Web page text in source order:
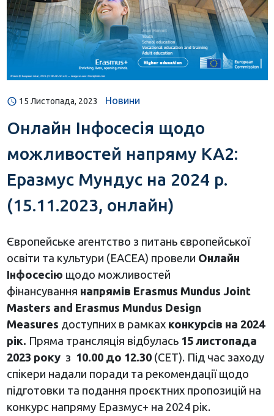
15 Листопада, 2023 Новини
Онлайн Інфосесія щодо
можливостей напряму КА2:
Еразмус Мундус на 2024 р.
(15.11.2023, онлайн)
Європейське агентство з питань європейської
освіти та культури (EACEA) провели Онлайн
Інфосесію щодо можливостей
фінансування напрямів Erasmus Mundus Joint
Masters and Erasmus Mundus Design
Measures доступних в рамках конкурсів на 2024
рік. Пряма трансляція відбулась 15 листопада
2023 року з 10.00 до 12.30(CET). Під час заходу
спікери надали поради та рекомендації щодо
підготовки та подання проєктних пропозицій на
конкурс напряму Еразмус+ на 2024 рік.